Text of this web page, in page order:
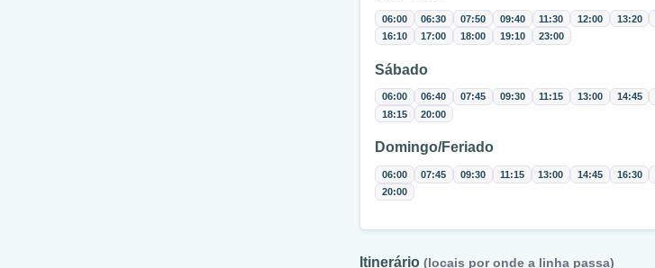
06:00 06:30 07:50 09:40 11:30 12:00 13:20
16:10
17:00 18:00 19:10 23:00
Sábado
06:00 06:40 07:45 09:30 11:15 13:00 14:45
18:15
20:00
Domingo/Feriado
06:00 07:45 09:30 11:15 13:00 14:45 16:30
20:00
Itinerário (locais por onde a linha passa)